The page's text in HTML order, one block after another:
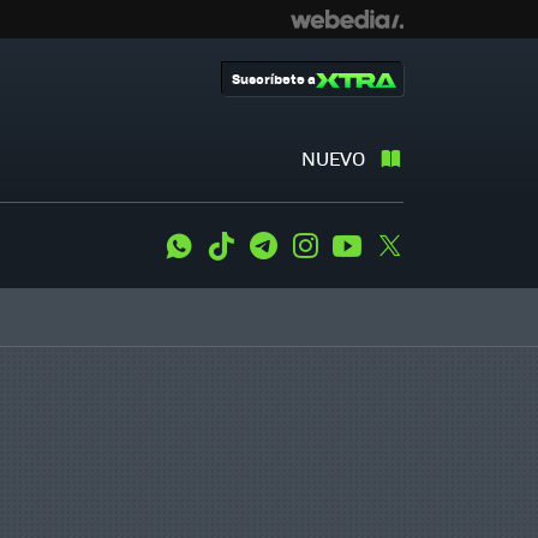
NUEVO
Suscríbete a
WhatsApp
Tiktok TelegramInstagramYoutube